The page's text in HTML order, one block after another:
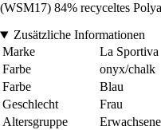
(WSM17) 84% recyceltes
Zusätzliche Informationen
Marke
La Sportiva
Farbe
onyx/chalk
Farbe
Blau
Geschlecht
Frau
Altersgruppe
Erwachsene